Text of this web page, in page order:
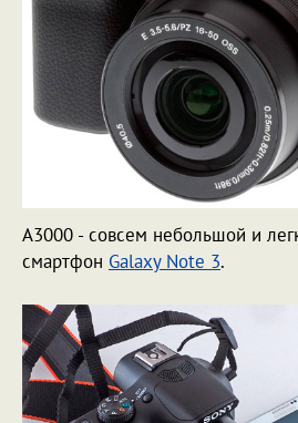
A3000 - совсем небольшой и
смартфон Galaxy Note 3.